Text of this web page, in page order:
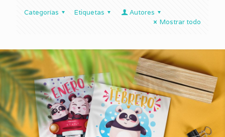
Categorías Etiquetas
Autores
Mostrar todo